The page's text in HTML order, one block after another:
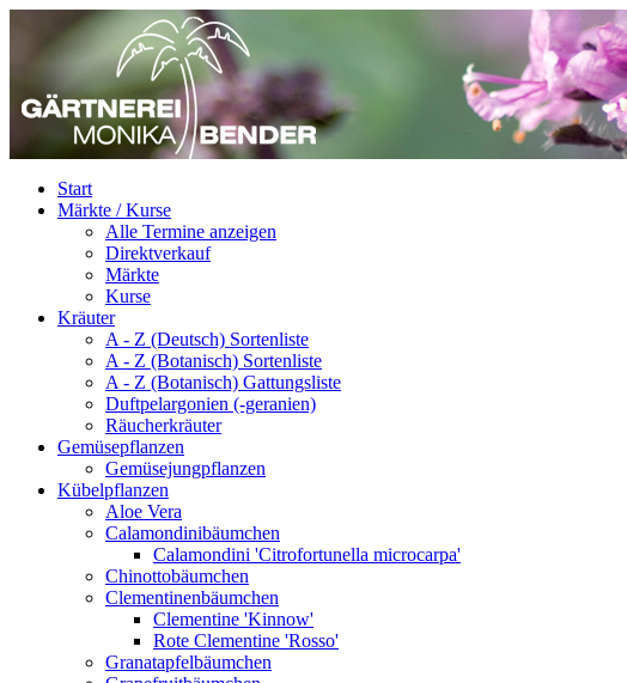
Start
Märkte / Kurse
Alle Termine anzeigen
Direktverkauf
Märkte
Kurse
Kräuter
A - Z (Deutsch) Sortenliste
A - Z (Botanisch) Sortenliste
A - Z (Botanisch) Gattungsliste
Duftpelargonien (-geranien)
Räucherkräuter
Gemüsepflanzen
Gemüsejungpflanzen
Kübelpflanzen
Aloe Vera
Calamondinibäumchen
Calamondini 'Citrofortunella microcarpa'
Chinottobäumchen
Clementinenbäumchen
Clementine 'Kinnow'
Rote Clementine 'Rosso'
Granatapfelbäumchen